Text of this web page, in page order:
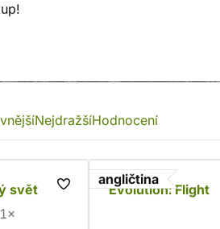
NejdražšíHodnocení
svět
1×
angličtina
Evolution: Flight